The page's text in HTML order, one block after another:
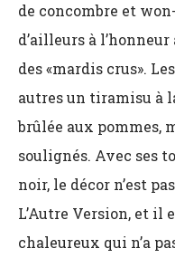
de concombre et
d’ailleurs à
des «mardis crus».
autres un tiramisu à
brûlée aux pommes,
soulignés. Avec ses
noir, le décor n’est
L’Autre Version, et il
chaleureux qui n’a